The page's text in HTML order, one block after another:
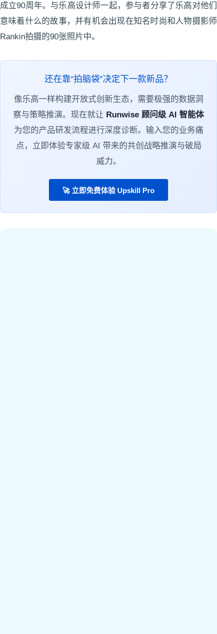
成立90周年。与乐高设计师一起，参与者分享了乐高对他们
意味着什么的故事，并有机会出现在知名时尚和人物摄影师
Rankin拍摄的90张照片中。
还在靠“拍脑袋”决定下一款新品？
像乐高一样构建开放式创新生态，需要极强的数据洞
察与策略推演。现在就让 Runwise 顾问级 AI 智能体
为您的产品研发流程进行深度诊断。输入您的业务痛
点，立即体验专家级 AI 带来的共创战略推演与破局
威力。
🚀 立即免费体验 Upskill Pro